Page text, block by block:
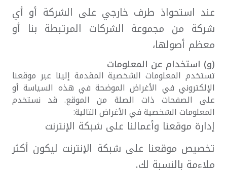
عند استحواذ طرف خارجي على الشركة أو أي
شركة من مجموعة الشركات المرتبطة بنا أو
معظم أصولها،
(و) استخدام عن المعلومات
تستخدم المعلومات الشخصية المقدمة إلينا عبر موقعنا
الإلكتروني في الأغراض الموضحة في هذه السياسة أو
على الصفحات ذات الصلة من الموقع. قد نستخدم
المعلومات الشخصية في الأغراض التالية:
إدارة موقعنا وأعمالنا على شبكة الإنترنت
تخصيص موقعنا على شبكة الإنترنت ليكون أكثر
ملاءمة بالنسبة لك.